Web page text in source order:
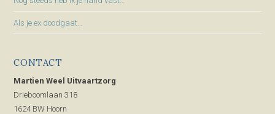
Als je ex doodgaat…
CONTACT
Martien Weel Uitvaartzorg
Drieboomlaan 318
1624 BW Hoorn